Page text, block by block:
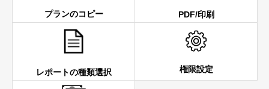
プランのコピー PDF/印刷
レポートの種類選択 権限設定